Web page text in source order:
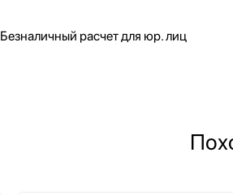
Безналичный расчет для юр. лиц